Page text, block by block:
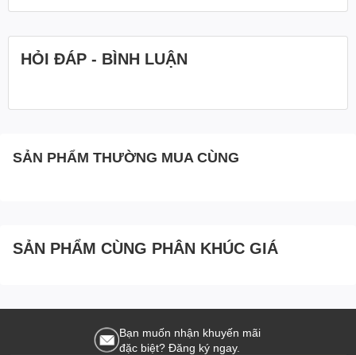
HỎI ĐÁP - BÌNH LUẬN
SẢN PHẨM THƯỜNG MUA CÙNG
SẢN PHẨM CÙNG PHÂN KHÚC GIÁ
Bạn muốn nhận khuyến mãi
đặc biệt? Đăng ký ngay.